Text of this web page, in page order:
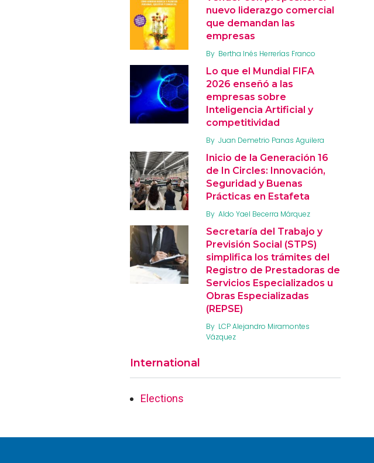
nuevo liderazgo comercial
que demandan las
empresas
By Bertha Inés Herrerías Franco
Lo que el Mundial FIFA
2026 enseñó a las
empresas sobre
Inteligencia Artificial y
competitividad
By Juan Demetrio Panas Aguilera
Inicio de la Generación 16
de In Circles: Innovación,
Seguridad y Buenas
Prácticas en Estafeta
By Aldo Yael Becerra Márquez
Secretaría del Trabajo y
Previsión Social (STPS)
simplifica los trámites del
Registro de Prestadoras de
Servicios Especializados u
Obras Especializadas
(REPSE)
By LCP Alejandro Miramontes
Vázquez
International
Elections